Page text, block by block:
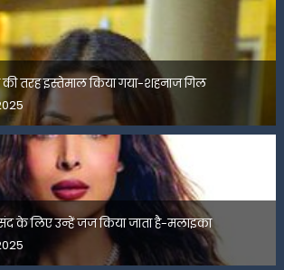
तरह इस्तेमाल किया गया-शहनाज गिल
के लिए उन्हें जज किया जाता है-मलाइका